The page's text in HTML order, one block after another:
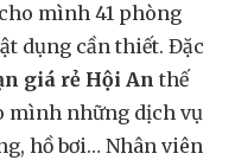
mình 41 phòng
dụng cần thiết. Đặc
giá rẻ Hội An thế
mình những dịch vụ
hồ bơi… Nhân viên